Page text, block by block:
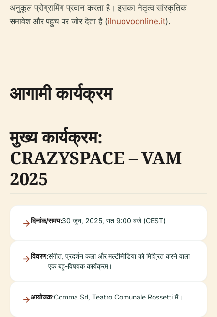
अनुकूल प्रोग्रामिंग प्रदान करता है। इसका नेतृत्व सांस्कृतिक
समावेश और पहुंच पर जोर देता है (ilnuovoonline.it).
आगामी कार्यक्रम
मुख्य कार्यक्रम:
CRAZYSPACE – VAM
2025
दिनांक/समय:30 जून, 2025, रात 9:00 बजे (CEST)
विवरण:संगीत, प्रदर्शन कला और मल्टीमीडिया को मिश्रित करने वाला
एक बहु-विषयक कार्यक्रम।
आयोजक:Comma Srl, Teatro Comunale Rossetti में।